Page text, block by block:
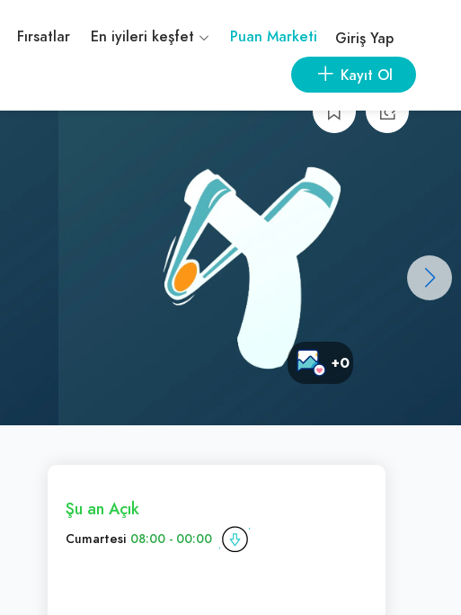
Fırsatlar En iyileri keşfet Puan Marketi
Giriş Yap
Kayıt Ol
+0
Şu an Açık
Cumartesi 08:00 - 00:00